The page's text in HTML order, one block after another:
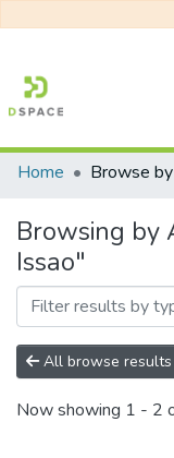
Communities &
All of DSpace
Home Browse
Browsing by
Issao"
All browse results
Now showing 1 - 2